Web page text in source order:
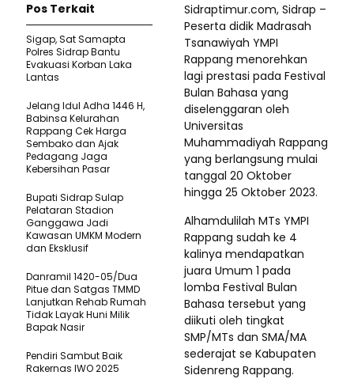
Sidraptimur.com, Sidrap –
Peserta didik Madrasah
Tsanawiyah YMPI
Rappang menorehkan
lagi prestasi pada Festival
Bulan Bahasa yang
diselenggaran oleh
Universitas
Muhammadiyah Rappang
yang berlangsung mulai
tanggal 20 Oktober
hingga 25 Oktober 2023.
Alhamdulilah MTs YMPI
Rappang sudah ke 4
kalinya mendapatkan
juara Umum 1 pada
lomba Festival Bulan
Bahasa tersebut yang
diikuti oleh tingkat
SMP/MTs dan SMA/MA
sederajat se Kabupaten
Sidenreng Rappang.
Pos Terkait
Sigap, Sat Samapta
Polres Sidrap Bantu
Evakuasi Korban Laka
Lantas
Jelang Idul Adha 1446 H,
Babinsa Kelurahan
Rappang Cek Harga
Sembako dan Ajak
Pedagang Jaga
Kebersihan Pasar
Bupati Sidrap Sulap
Pelataran Stadion
Ganggawa Jadi
Kawasan UMKM Modern
dan Eksklusif
Danramil 1420-05/Dua
Pitue dan Satgas TMMD
Lanjutkan Rehab Rumah
Tidak Layak Huni Milik
Bapak Nasir
Pendiri Sambut Baik
Rakernas IWO 2025